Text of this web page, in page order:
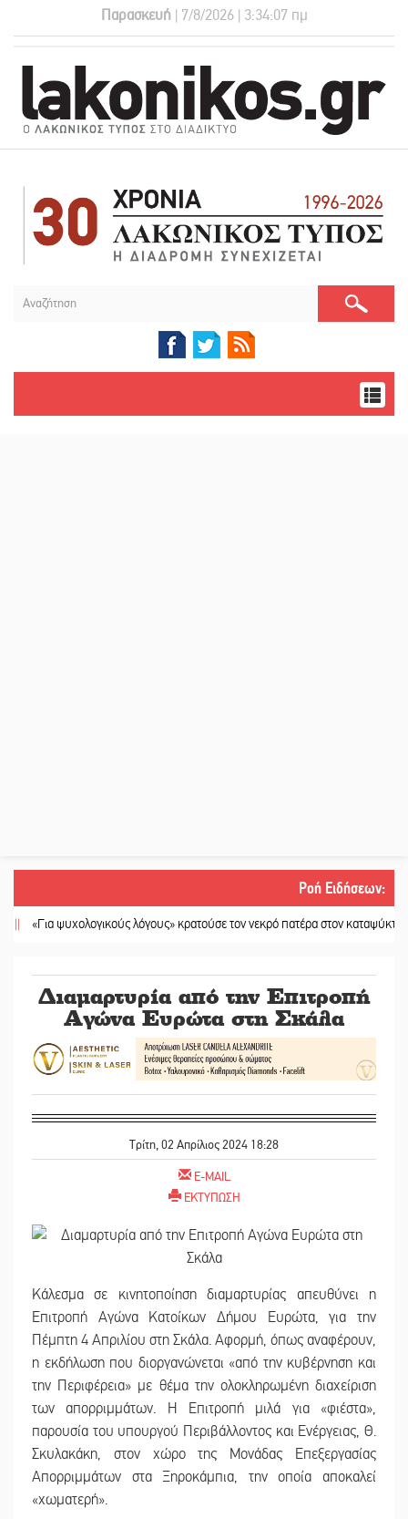
Παρασκευή | 7/8/2026 | 3:34:08 πμ
Ροή Ειδήσεων:
ψυχολογικούς λόγους» κρατούσε τον νεκρό πατέρα στον καταψύκτη ||
Διαμαρτυρία από την Επιτροπή
Αγώνα Ευρώτα στη Σκάλα
Τρίτη, 02 Απρίλιος 2024 18:28
E-MAIL
ΕΚΤΥΠΩΣΗ
Κάλεσμα σε κινητοποίηση διαμαρτυρίας απευθύνει η
Επιτροπή Αγώνα Κατοίκων Δήμου Ευρώτα, για την
Πέμπτη 4 Απριλίου στη Σκάλα. Αφορμή, όπως αναφέρουν,
η εκδήλωση που διοργανώνεται «από την κυβέρνηση και
την Περιφέρεια» με θέμα την ολοκληρωμένη διαχείριση
των απορριμμάτων. Η Επιτροπή μιλά για «φιέστα»,
παρουσία του υπουργού Περιβάλλοντος και Ενέργειας, Θ.
Σκυλακάκη, στον χώρο της Μονάδας Επεξεργασίας
Απορριμμάτων στα Ξηροκάμπια, την οποία αποκαλεί
«χωματερή».